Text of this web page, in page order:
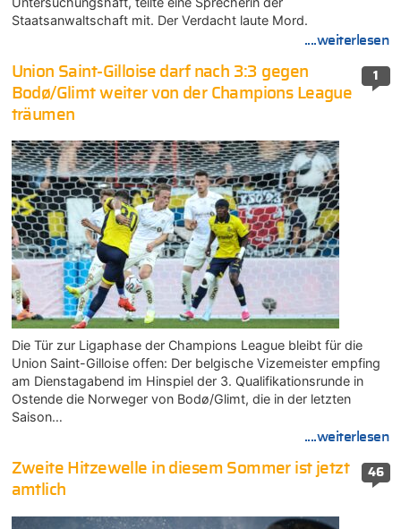
Staatsanwaltschaft mit. Der Verdacht laute Mord.
....weiterlesen
1
Union Saint-Gilloise darf nach 3:3 gegen
Bodø/Glimt weiter von der Champions League
träumen
Die Tür zur Ligaphase der Champions League bleibt für die
Union Saint-Gilloise offen: Der belgische Vizemeister empfing
am Dienstagabend im Hinspiel der 3. Qualifikationsrunde in
Ostende die Norweger von Bodø/Glimt, die in der letzten
Saison…
....weiterlesen
46
Zweite Hitzewelle in diesem Sommer ist jetzt
amtlich